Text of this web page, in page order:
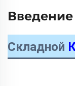
Введение
Складной